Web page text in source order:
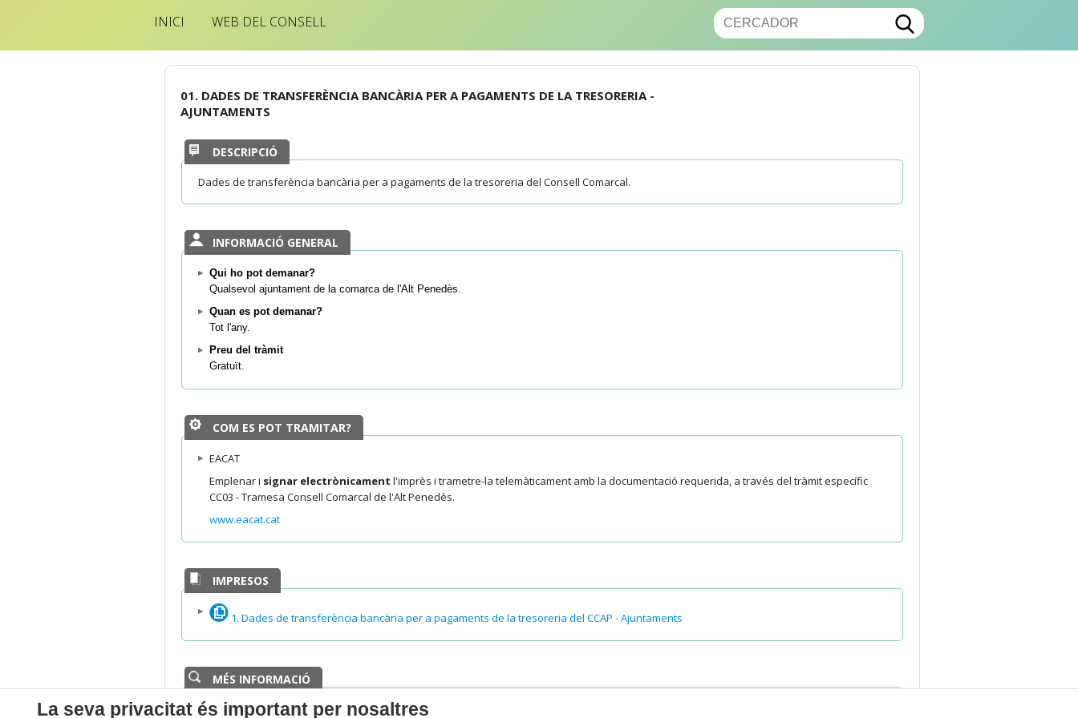
INICI WEB DEL CONSELL
01. DADES DE TRANSFERÈNCIA BANCÀRIA PER A PAGAMENTS DE LA TRESORERIA -
AJUNTAMENTS
DESCRIPCIÓ
Dades de transferència bancària per a pagaments de la tresoreria del Consell Comarcal.
INFORMACIÓ GENERAL
Qui ho pot demanar?
Qualsevol ajuntament de la comarca de l'Alt Penedès.
Quan es pot demanar?
Tot l'any.
Preu del tràmit
Gratuït.
COM ES POT TRAMITAR?
EACAT
Emplenar i signar electrònicament l'imprès i trametre-la telemàticament amb la documentació requerida, a través del tràmit específic
CC03 - Tramesa Consell Comarcal de l'Alt Penedès.
www.eacat.cat
IMPRESOS
1. Dades de transferència bancària per a pagaments de la tresoreria del CCAP - Ajuntaments
MÉS INFORMACIÓ
Departament responsable del tràmit
La seva privacitat és important per nosaltres